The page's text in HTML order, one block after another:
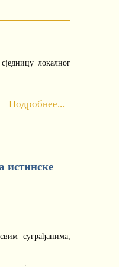
локалног
Подробнее...
истинске
суграђанима,